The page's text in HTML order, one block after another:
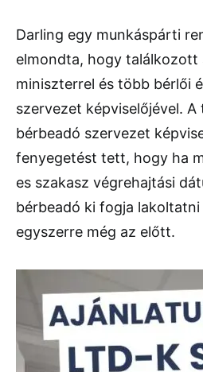
Darling egy munkáspárti
elmondta, hogy találkozott
miniszterrel és több bérlői
szervezet képviselőjével.
bérbeadó szervezet
fenyegetést tett, hogy ha
es szakasz végrehajtási
bérbeadó ki fogja
egyszerre még az előtt.